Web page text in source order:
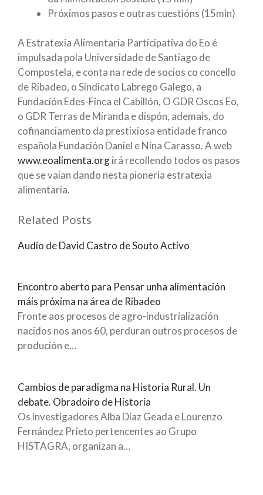
Próximos pasos e outras cuestións (15min)
A Estratexia Alimentaria Participativa do Eo é
impulsada pola Universidade de Santiago de
Compostela, e conta na rede de socios co concello
de Ribadeo, o Sindicato Labrego Galego, a
Fundación Edes-Finca el Cabillón, O GDR Oscos Eo,
o GDR Terras de Miranda e dispón, ademais, do
cofinanciamento da prestixiosa entidade franco
española Fundación Daniel e Nina Carasso. A web
www.eoalimenta.orgirá recollendo todos os pasos
que se vaian dando nesta pioneria estratexia
alimentaria.
Related Posts
Audio de David Castro de Souto Activo
Encontro aberto para Pensar unha alimentación
máis próxima na área de Ribadeo
Fronte aos procesos de agro-industrialización
nacidos nos anos 60, perduran outros procesos de
produción e…
Cambios de paradigma na Historia Rural. Un
debate. Obradoiro de Historia
Os investigadores Alba Díaz Geada e Lourenzo
Fernández Prieto pertencentes ao Grupo
HISTAGRA, organizan a…